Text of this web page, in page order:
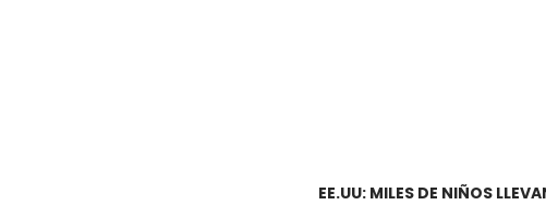
EE.UU: MILES DE NIÑOS